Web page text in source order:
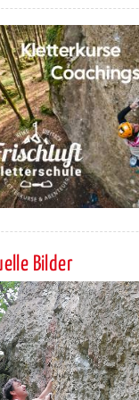
Bilder